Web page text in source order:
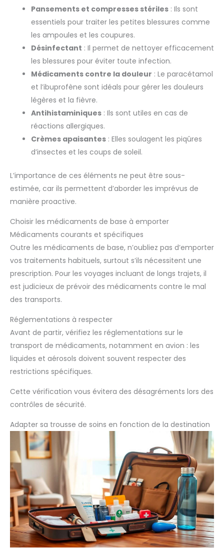
Pansements et compresses stériles : Ils sont
essentiels pour traiter les petites blessures comme
les ampoules et les coupures.
Désinfectant : Il permet de nettoyer efficacement
les blessures pour éviter toute infection.
Médicaments contre la douleur : Le paracétamol
et l’ibuprofène sont idéals pour gérer les douleurs
légères et la fièvre.
Antihistaminiques : Ils sont utiles en cas de
réactions allergiques.
Crèmes apaisantes : Elles soulagent les piqûres
d’insectes et les coups de soleil.
L’importance de ces éléments ne peut être sous-
estimée, car ils permettent d’aborder les imprévus de
manière proactive.
Choisir les médicaments de base à emporter
Médicaments courants et spécifiques
Outre les médicaments de base, n’oubliez pas d’emporter
vos traitements habituels, surtout s’ils nécessitent une
prescription. Pour les voyages incluant de longs trajets, il
est judicieux de prévoir des médicaments contre le mal
des transports.
Réglementations à respecter
Avant de partir, vérifiez les réglementations sur le
transport de médicaments, notamment en avion : les
liquides et aérosols doivent souvent respecter des
restrictions spécifiques.
Cette vérification vous évitera des désagréments lors des
contrôles de sécurité.
Adapter sa trousse de soins en fonction de la destination